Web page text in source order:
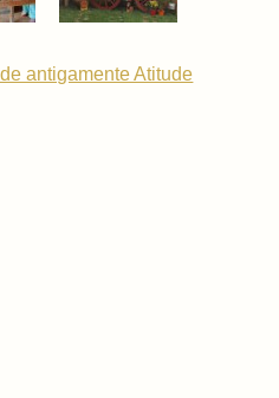
antigamente Atitude